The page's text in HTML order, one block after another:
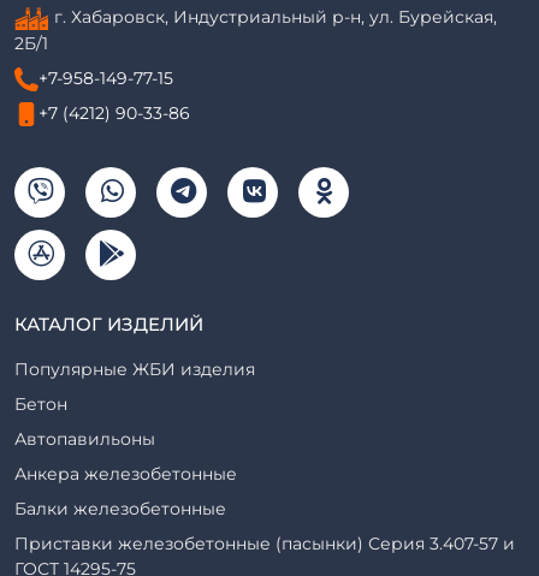
г. Хабаровск, Индустриальный р-н, ул. Бурейская,
2Б/1
+7-958-149-77-15
+7 (4212) 90-33-86
КАТАЛОГ ИЗДЕЛИЙ
Популярные ЖБИ изделия
Бетон
Автопавильоны
Анкера железобетонные
Балки железобетонные
Приставки железобетонные (пасынки) Серия 3.407-57 и
ГОСТ 14295-75